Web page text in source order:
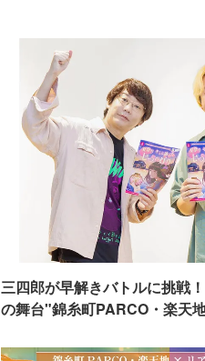
三四郎が早解きバトルに挑戦
の舞台"錦糸町PARCO・楽天